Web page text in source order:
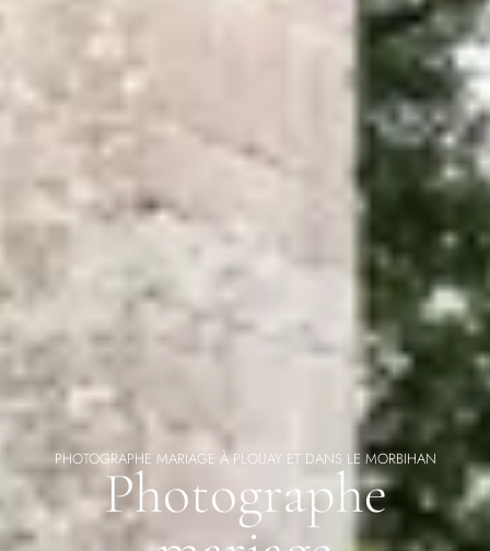
PHOTOGRAPHE MARIAGE À PLOUAY ET DANS LE MORBIHAN
Photographe